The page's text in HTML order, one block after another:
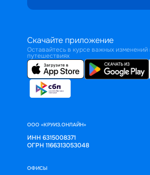
Скачайте приложение
Оставайтесь в курсе важных изменений
путешествиях
ООО «КРУИЗ.ОНЛАЙН»
ИНН 6315008371
ОГРН 1166313053048
ОФИСЫ